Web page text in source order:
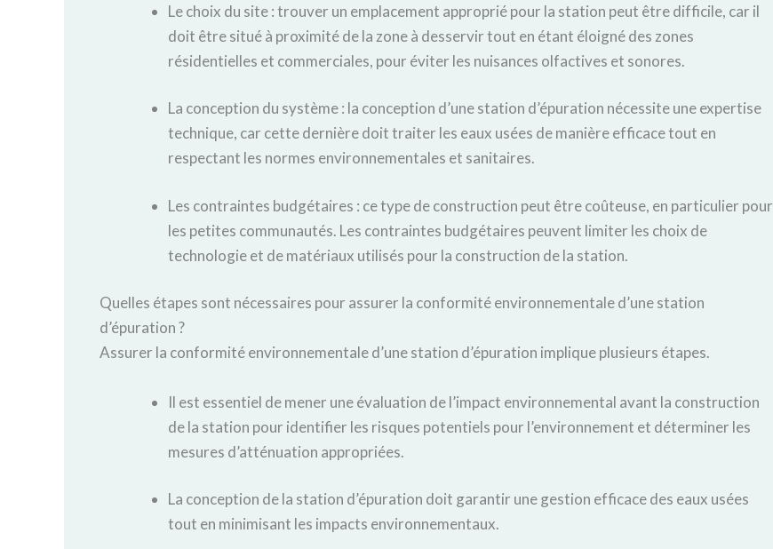
Le choix du site : trouver un emplacement approprié pour la station peut être difficile, car il
doit être situé à proximité de la zone à desservir tout en étant éloigné des zones
résidentielles et commerciales, pour éviter les nuisances olfactives et sonores.
La conception du système : la conception d’une station d’épuration nécessite une expertise
technique, car cette dernière doit traiter les eaux usées de manière efficace tout en
respectant les normes environnementales et sanitaires.
Les contraintes budgétaires : ce type de construction peut être coûteuse, en particulier pour
les petites communautés. Les contraintes budgétaires peuvent limiter les choix de
technologie et de matériaux utilisés pour la construction de la station.
Quelles étapes sont nécessaires pour assurer la conformité environnementale d’une station
d’épuration ?
Assurer la conformité environnementale d’une station d’épuration implique plusieurs étapes.
Il est essentiel de mener une évaluation de l’impact environnemental avant la construction
de la station pour identifier les risques potentiels pour l’environnement et déterminer les
mesures d’atténuation appropriées.
La conception de la station d’épuration doit garantir une gestion efficace des eaux usées
tout en minimisant les impacts environnementaux.